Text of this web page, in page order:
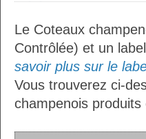
Le Coteaux
Contrôlée) et un
savoir plus sur le
Vous trouverez ci-
champenois